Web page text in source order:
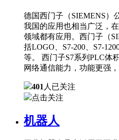
德国西门子（SIEMENS）
我国的应用也相当广泛，
领域都有应用。西门子（
括LOGO、S7-200、S7-
等。 西门子S7系列PLC体
网络通信能力，功能更强，
401 人已关注
点击关注
机器人